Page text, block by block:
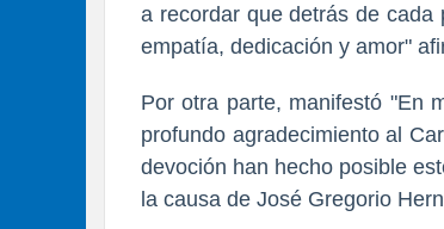
a recordar que detrás de cada
empatía, dedicación y amor"
Por otra parte, manifestó "En
profundo agradecimiento al
devoción han hecho posible
la causa de José Gregorio